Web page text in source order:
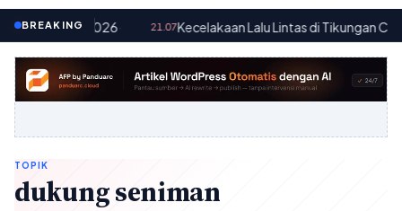
BREAKING
2026 Kecelakaan Lalu Lintas di Tikungan
TOPIK
dukung seniman